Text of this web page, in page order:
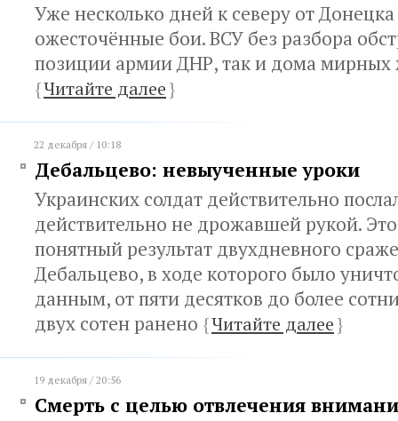
Уже несколько дней к северу от
ожесточённые бои. ВСУ без разбора
позиции армии ДНР, так и дома мирных
{Читайте далее}
22 декабря / 10:18
Дебальцево: невыученные уроки
Украинских солдат действительно
действительно не дрожавшей рукой.
понятный результат двухдневного
Дебальцево, в ходе которого было
данным, от пяти десятков до более
двух сотен ранено {Читайте далее}
19 декабря / 20:56
Смерть с целью отвлечения